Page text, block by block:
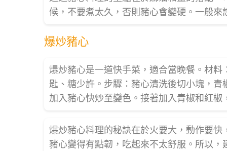
候，不要煮太久，否則豬心會變硬。一般
爆炒豬心
爆炒豬心是一道快手菜，適合當晚餐。材
匙、糖少許。步驟：豬心清洗後切小塊，
加入豬心快炒至變色。接著加入青椒和紅
爆炒豬心料理的秘訣在於火要大，動作要
豬心變得有點韌，吃起來不太舒服。所以